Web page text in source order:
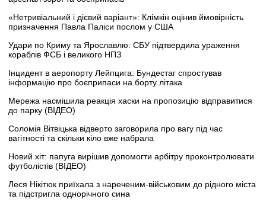
«Нетривіальний і дієвий варіант»: Клімкін оцінив ймовірність
призначення Павла Паліси послом у США
Удари по Криму та Ярославлю: СБУ підтвердила ураження
кораблів ФСБ і великого НПЗ
Інцидент в аеропорту Лейпцига: Бундестаг спростував
інформацію про боєприпаси на борту літака
Мережа насмішила реакція хаски на пропозицію відправитися
до парку (ВІДЕО)
Соломія Вітвіцька відверто заговорила про вагу під час
вагітності та скільки кіло вже набрала
Новий хіт: папуга вирішив допомогти арбітру проконтролювати
футболістів (ВІДЕО)
Леся Нікітюк приїхала з нареченим-військовим до рідного міста
та підстригла однорічного сина